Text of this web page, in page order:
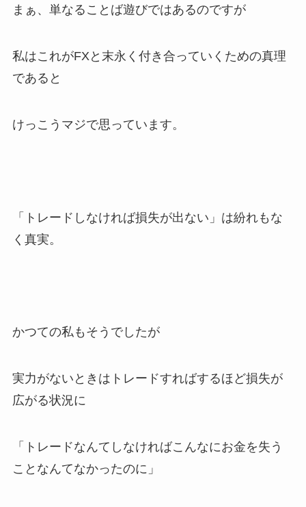
まぁ、単なることば遊びではあるのですが
私はこれがFXと末永く付き合っていくための真理
であると
けっこうマジで思っています。
「トレードしなければ損失が出ない」は紛れもな
く真実。
かつての私もそうでしたが
実力がないときはトレードすればするほど損失が
広がる状況に
「トレードなんてしなければこんなにお金を失う
ことなんてなかったのに」